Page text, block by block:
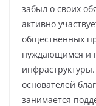
забыл о своих
активно
общественных
нуждающимся и
основателей
занимается